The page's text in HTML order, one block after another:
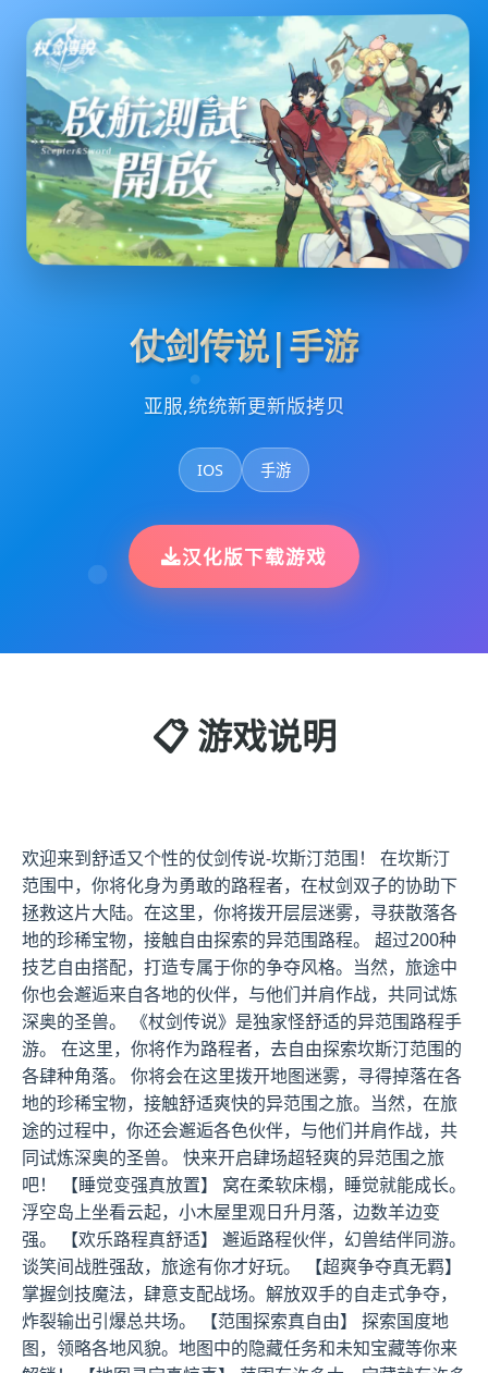
仗剑传说|手游
亚服,统统新更新版拷贝
IOS 手游
汉化版下载游戏
📋 游戏说明
欢迎来到舒适又个性的仗剑传说-坎斯汀范围！ 在坎斯汀
范围中，你将化身为勇敢的路程者，在杖剑双子的协助下
拯救这片大陆。在这里，你将拨开层层迷雾，寻获散落各
地的珍稀宝物，接触自由探索的异范围路程。 超过200种
技艺自由搭配，打造专属于你的争夺风格。当然，旅途中
你也会邂逅来自各地的伙伴，与他们并肩作战，共同试炼
深奥的圣兽。 《杖剑传说》是独家怪舒适的异范围路程手
游。 在这里，你将作为路程者，去自由探索坎斯汀范围的
各肆种角落。 你将会在这里拨开地图迷雾，寻得掉落在各
地的珍稀宝物，接触舒适爽快的异范围之旅。当然，在旅
途的过程中，你还会邂逅各色伙伴，与他们并肩作战，共
同试炼深奥的圣兽。 快来开启肆场超轻爽的异范围之旅
吧！ 【睡觉变强真放置】 窝在柔软床榻，睡觉就能成长。
浮空岛上坐看云起，小木屋里观日升月落，边数羊边变
强。 【欢乐路程真舒适】 邂逅路程伙伴，幻兽结伴同游。
谈笑间战胜强敌，旅途有你才好玩。 【超爽争夺真无羁】
掌握剑技魔法，肆意支配战场。解放双手的自走式争夺，
炸裂输出引爆总共场。 【范围探索真自由】 探索国度地
图，领略各地风貌。地图中的隐藏任务和未知宝藏等你来